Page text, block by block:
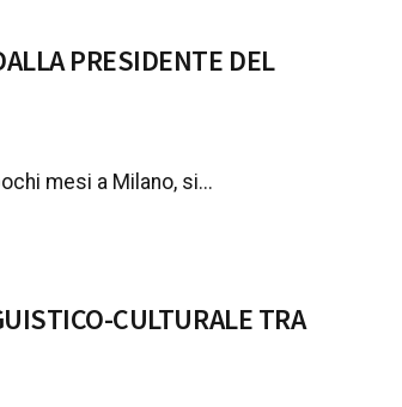
PRESIDENTE DEL
mesi a Milano, si...
CULTURALE TRA